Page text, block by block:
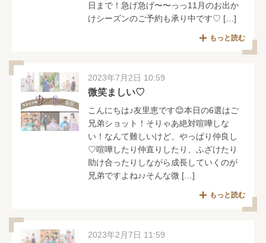
日まで！急げ急げ〜〜っっ11月のお出か
けシーズンのご予約も承り中です♡ […]
もっと読む
2023年7月2日 10:59
微笑ましい♡
こんにちは♪友里恵です😊本日の6選はご
兄弟ショット！そりゃあ絶対喧嘩しな
い！なんて難しいけど、やっぱり仲良し
♡喧嘩したり仲直りしたり、ふざけたり
助け合ったりしながら成長していくのが
兄弟ですよね♪♪そんな微 […]
もっと読む
2023年2月7日 11:59